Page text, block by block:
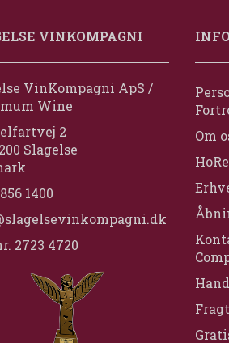
VINKOMPAGNI
VinKompagni ApS /
Wine
2
Slagelse
1400
2723 4720
Om
Fragt